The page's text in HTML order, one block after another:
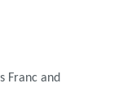
Franc and